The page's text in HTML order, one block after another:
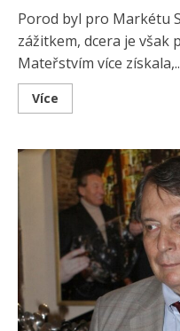
Porod byl pro Markétu
zážitkem, dcera je však
Mateřstvím více
Více
more
Stehlíková
alias
Karla
z
Ulice
má
krásnou
dceru.
Herečka
má
však
z
porodu
dodnes
trauma